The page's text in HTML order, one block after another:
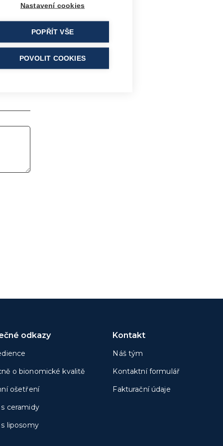
odkazy
o bionomické kvalitě
ošetření
ceramidy
s liposomy
Kontakt
Náš tým
Kontaktní formulář
Fakturační údaje
Nastavení cookies
POPŘÍT VŠE
POVOLIT COOKIES